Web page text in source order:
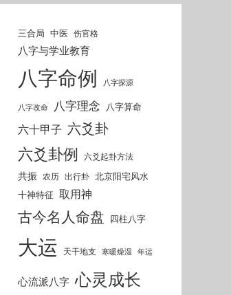
三合局 中医 伤官格
八字与学业教育
八字命例 八字探源
八字改命 八字理念 八字算命
六十甲子 六爻卦
六爻卦例 六爻起卦方法
共振 农历 出行卦 北京阳宅风水
十神特征 取用神
古今名人命盘 四柱八字
大运 天干地支 寒暖燥湿 年运
心流派八字 心灵成长